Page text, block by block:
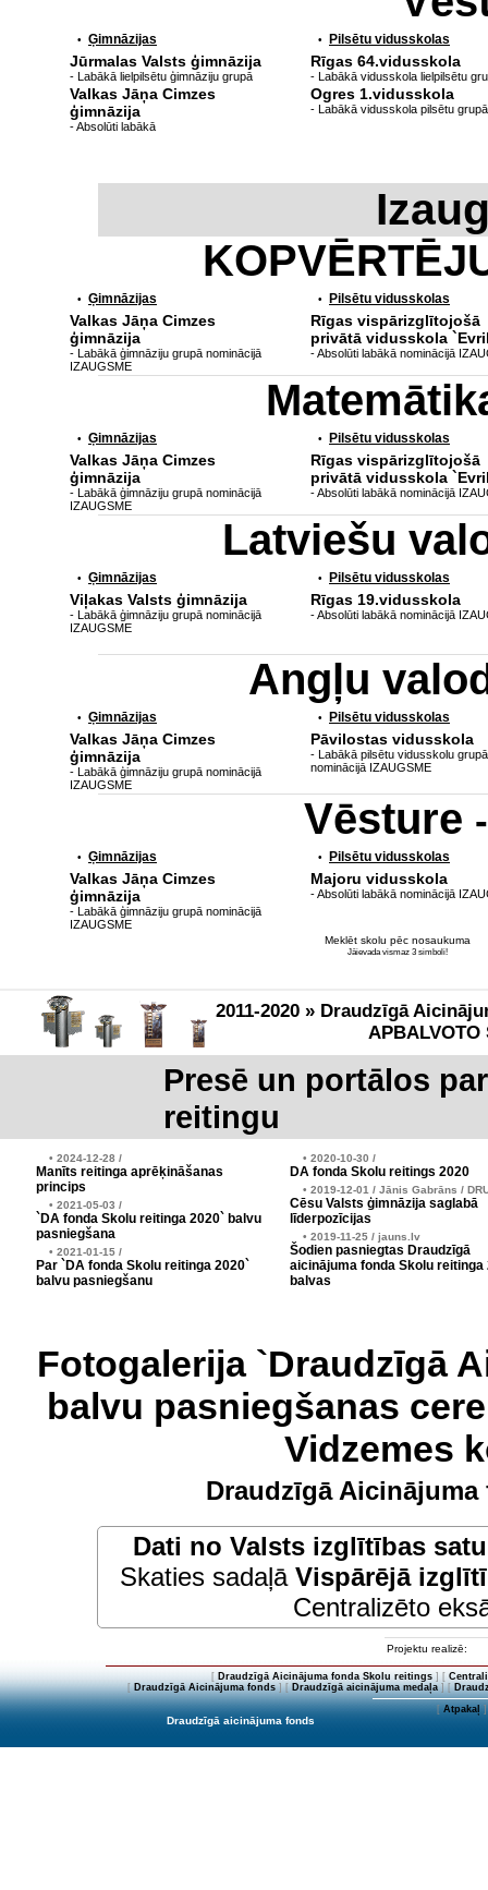
• Ģimnāzijas
Jūrmalas Valsts ģimnāzija
- Labākā lielpilsētu ģimnāziju grupā
Valkas Jāņa Cimzes
ģimnāzija
- Absolūti labākā
• Pilsētu vidusskolas
Rīgas 64.vidusskola
- Labākā vidusskola lielpilsētu
Ogres 1.vidusskola
- Labākā vidusskola pilsētu grupā
• Ģimnāzijas
Valkas Jāņa Cimzes
ģimnāzija
- Labākā ģimnāziju grupā nominācijā
IZAUGSME
• Pilsētu vidusskolas
Rīgas vispārizglītojošā
privātā vidusskola
- Absolūti labākā nominācijā
• Ģimnāzijas
Valkas Jāņa Cimzes
ģimnāzija
- Labākā ģimnāziju grupā nominācijā
IZAUGSME
• Pilsētu vidusskolas
Rīgas vispārizglītojošā
privātā vidusskola
- Absolūti labākā nominācijā
Latviešu
• Ģimnāzijas
Viļakas Valsts ģimnāzija
- Labākā ģimnāziju grupā nominācijā
IZAUGSME
• Pilsētu vidusskolas
Rīgas 19.vidusskola
- Absolūti labākā nominācijā
Angļu
• Ģimnāzijas
Valkas Jāņa Cimzes
ģimnāzija
- Labākā ģimnāziju grupā nominācijā
IZAUGSME
• Pilsētu vidusskolas
Pāvilostas vidusskola
- Labākā pilsētu vidusskolu grupā
nominācijā IZAUGSME
Vēsture
• Ģimnāzijas
Valkas Jāņa Cimzes
ģimnāzija
- Labākā ģimnāziju grupā nominācijā
IZAUGSME
• Pilsētu vidusskolas
Majoru vidusskola
- Absolūti labākā nominācijā
Meklēt skolu pēc nosaukuma
Jāievada vismaz 3 simboli!
2011-2020 » Draudzīgā
APBALVOTO
Presē un portālos
reitingu
• 2024-12-28 /
Manīts reitinga aprēķināšanas
princips
• 2021-05-03 /
`DA fonda Skolu reitinga 2020` balvu
pasniegšana
• 2021-01-15 /
Par `DA fonda Skolu reitinga 2020`
balvu pasniegšanu
• 2020-10-30 /
DA fonda Skolu reitings 2020
• 2019-12-01 / Jānis Gabrāns /
Cēsu Valsts ģimnāzija saglabā
līderpozīcijas
• 2019-11-25 / jauns.lv
Šodien pasniegtas Draudzīgā
aicinājuma fonda Skolu reitinga
balvas
Fotogalerija `Draudzīgā
balvu pasniegšanas
Vidzemes
Draudzīgā
Dati no Valsts izglītības
Skaties sadaļā Vispārējā
Centralizēto
Projektu realizē:
[ Draudzīgā Aicinājuma fonda Skolu reitings] [
[Draudzīgā Aicinājuma fonds] [Draudzīgā aicinājuma medaļa] [
[Atpakaļ]
Draudzīgā aicinājuma fonds